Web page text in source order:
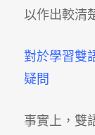
以作出較清
對於學習雙
疑問
事實上，雙